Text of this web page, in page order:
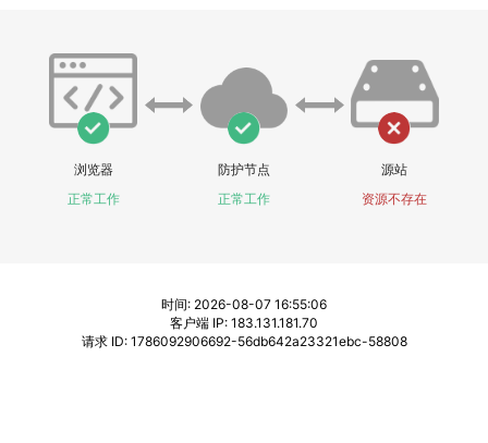
浏览器
正常工作
防护节点
正常工作
源站
资源不存在
时间: 2026-08-07 16:55:06
客户端 IP: 183.131.181.70
请求 ID: 1786092906692-56db642a23321ebc-58808